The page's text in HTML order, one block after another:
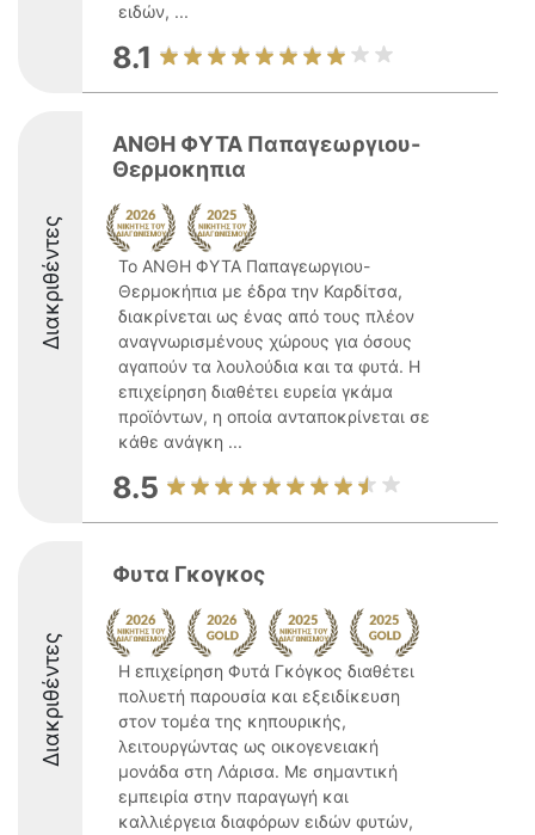
ειδών, ...
8.1
Διακριθέντες
ΑΝΘΗ ΦΥΤΑ Παπαγεωργιου-
Θερμοκηπια
Το ΑΝΘΗ ΦΥΤΑ Παπαγεωργιου-
Θερμοκήπια με έδρα την Καρδίτσα,
διακρίνεται ως ένας από τους πλέον
αναγνωρισμένους χώρους για όσους
αγαπούν τα λουλούδια και τα φυτά. Η
επιχείρηση διαθέτει ευρεία γκάμα
προϊόντων, η οποία ανταποκρίνεται σε
κάθε ανάγκη ...
8.5
Διακριθέντες
Φυτα Γκογκος
Η επιχείρηση Φυτά Γκόγκος διαθέτει
πολυετή παρουσία και εξειδίκευση
στον τομέα της κηπουρικής,
λειτουργώντας ως οικογενειακή
μονάδα στη Λάρισα. Με σημαντική
εμπειρία στην παραγωγή και
καλλιέργεια διαφόρων ειδών φυτών,